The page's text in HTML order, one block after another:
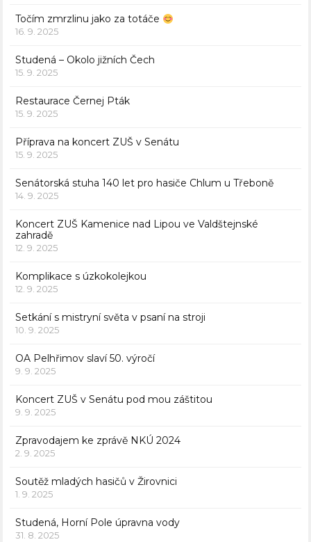
Točím zmrzlinu jako za totáče
16. 9. 2025
Studená – Okolo jižních Čech
15. 9. 2025
Restaurace Černej Pták
15. 9. 2025
Příprava na koncert ZUŠ v Senátu
15. 9. 2025
Senátorská stuha 140 let pro hasiče Chlum u Třeboně
14. 9. 2025
Koncert ZUŠ Kamenice nad Lipou ve Valdštejnské
zahradě
12. 9. 2025
Komplikace s úzkokolejkou
12. 9. 2025
Setkání s mistryní světa v psaní na stroji
10. 9. 2025
OA Pelhřimov slaví 50. výročí
9. 9. 2025
Koncert ZUŠ v Senátu pod mou záštitou
9. 9. 2025
Zpravodajem ke zprávě NKÚ 2024
2. 9. 2025
Soutěž mladých hasičů v Žirovnici
1. 9. 2025
Studená, Horní Pole úpravna vody
31. 8. 2025